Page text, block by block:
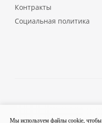
Контракты
Социальная политика
Мы используем файлы cookie, чтобы